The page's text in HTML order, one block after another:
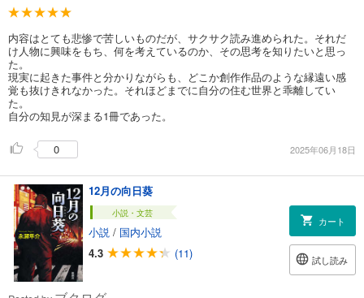
内容はとても悲惨で苦しいものだが、サクサク読み進められた。それだ
け人物に興味をもち、何を考えているのか、その思考を知りたいと思っ
た。
現実に起きた事件と分かりながらも、どこか創作作品のような縁遠い感
覚も抜けきれなかった。それほどまでに自分の住む世界と乖離してい
た。
自分の知見が深まる1冊であった。
0 2025年06月18日
12月の向日葵
小説・文芸
小説 / 国内小説
4.3
(11)
カート
試し読み